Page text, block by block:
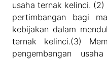
usaha ternak kelinci.
pertimbangan bagi
kebijakan dalam
ternak kelinci.(3)
pengembangan